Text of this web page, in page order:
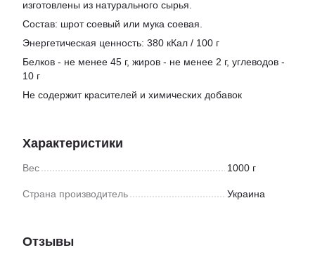
изготовлены из натурального сырья.
Состав: шрот соевый или мука соевая.
Энергетическая ценность: 380 кКал / 100 г
Белков - не менее 45 г, жиров - не менее 2 г, углеводов -
10 г
Не содержит красителей и химических добавок
Характеристики
Вес 1000 г
Страна производитель Украина
Отзывы